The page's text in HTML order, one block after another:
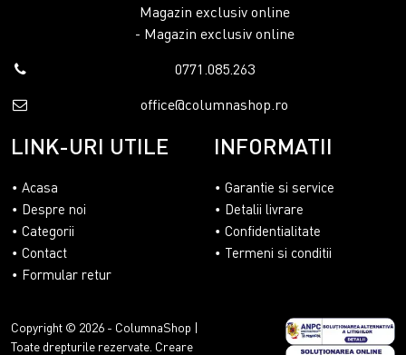
Magazin exclusiv online
- Magazin exclusiv online
0771.085.263
office@columnashop.ro
LINK-URI UTILE
Acasa
Despre noi
Categorii
Contact
Formular retur
INFORMATII
Garantie si service
Detalii livrare
Confidentialitate
Termeni si conditii
Copyright © 2026 - ColumnaShop |
Toate drepturile rezervate. Creare